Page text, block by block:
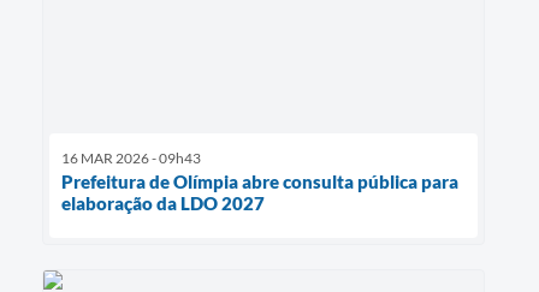
16 MAR 2026 - 09h43
Prefeitura de Olímpia abre consulta pública para
elaboração da LDO 2027